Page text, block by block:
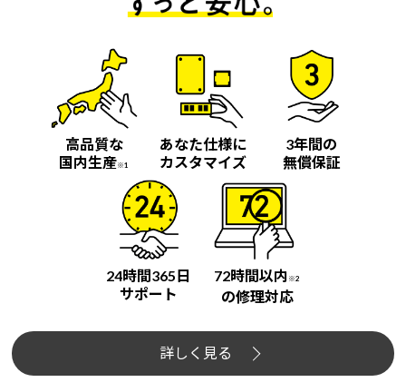
高品質な
国内生産※1
あなた仕様に
カスタマイズ
3年間の
無償保証
24時間365日
サポート
72時間以内 ※2
の修理対応
詳しく見る